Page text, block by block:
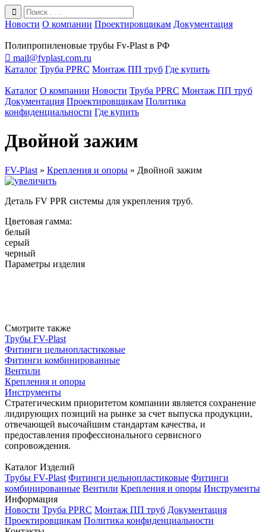
Новости О компании Проектировщикам Документация
Полипропиленовые трубы Fv-Plast в РФ
 mail@fvplast.com.ru
Каталог Труба PPRC Монтаж ПП труб Где купить
Каталог О компании Новости Труба PPRC Монтаж ПП труб
Документация Проектировщикам Политика
конфиденциальности Где купить
Двойной зажим
FV-Plast » Крепления и опоры » Двойной зажим
Деталь FV PPR системы для укрепления труб.
Цветовая гамма:
белый
серый
черный
Параметры изделия
Смотрите также
Трубы FV-Plast
Фитинги цельнопластиковые
Фитинги комбинированные
Вентили
Крепления и опоры
Инструменты
Стратегическим приоритетом компании является сохранение
лидирующих позиций на рынке за счет выпуска продукции,
отвечающей высочайшим стандартам качества, и
предоставления профессионального сервисного
сопровождения.
Каталог Изделий
Трубы FV-Plast Фитинги цельнопластиковые Фитинги
комбинированные Вентили Крепления и опоры Инструменты
Информация
Новости Труба PPRC Монтаж ПП труб Документация
Проектировщикам Политика конфиденциальности